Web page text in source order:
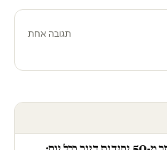
תגובה אחת